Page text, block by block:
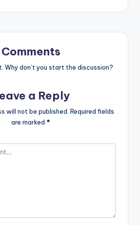
Comments
Why don’t you start the discussion?
a Reply
will not be published. Required fields
are marked *